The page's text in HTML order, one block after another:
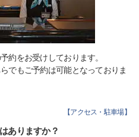
約をお受けしております。
でもご予約は可能となっておりま
【アクセス・駐車場】
ありますか？